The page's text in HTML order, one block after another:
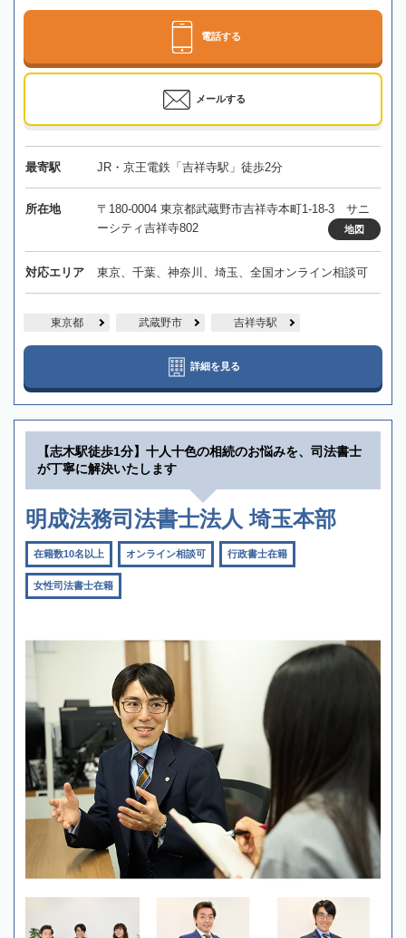
電話する
メールする
最寄駅 JR・京王電鉄「吉祥寺駅」徒歩2分
所在地
〒180-0004 東京都武蔵野市吉祥寺本町1-18-3 サニ
ーシティ吉祥寺802
地図
対応エリア 東京、千葉、神奈川、埼玉、全国オンライン相談可
東京都 武蔵野市 吉祥寺駅
詳細を見る
【志木駅徒歩1分】十人十色の相続のお悩みを、司法書士
が丁寧に解決いたします
明成法務司法書士法人 埼玉本部
在籍数10名以上 オンライン相談可 行政書士在籍
女性司法書士在籍